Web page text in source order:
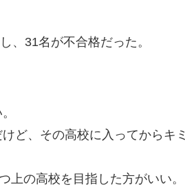
、31名が不合格だった。
ど、その高校に入ってからキミ
上の高校を目指した方がいい。